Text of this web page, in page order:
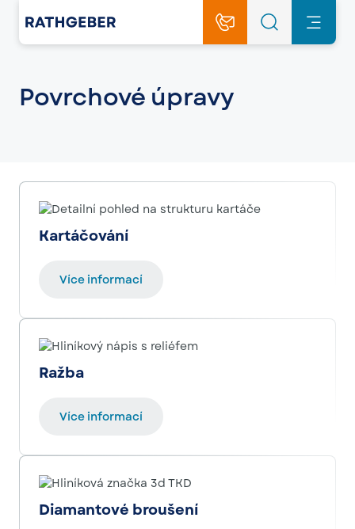
Povrchové úpravy
Kartáčování
Více informací
Ražba
Více informací
Diamantové broušení